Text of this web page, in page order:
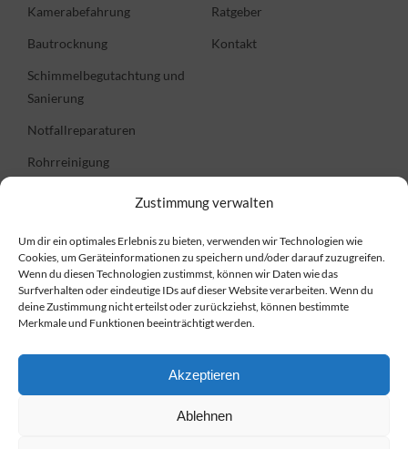
Zustimmung verwalten
Um dir ein optimales Erlebnis zu bieten, verwenden wir Technologien wie
Cookies, um Geräteinformationen zu speichern und/oder darauf zuzugreifen.
Wenn du diesen Technologien zustimmst, können wir Daten wie das
Surfverhalten oder eindeutige IDs auf dieser Website verarbeiten. Wenn du
deine Zustimmung nicht erteilst oder zurückziehst, können bestimmte
Merkmale und Funktionen beeinträchtigt werden.
Akzeptieren
Ablehnen
Kamerabefahrung
Bautrocknung
Schimmelbegutachtung und
Sanierung
Notfallreparaturen
Rohrreinigung
Ratgeber
Kontakt
Informationen
FAQ
Preise
Cookie-Richtlinie